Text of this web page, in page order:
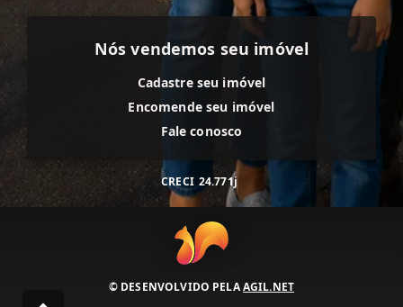
Nós vendemos seu imóvel
Cadastre seu imóvel
Encomende seu imóvel
Fale conosco
CRECI 24.771j
© DESENVOLVIDO PELAAGIL.NET